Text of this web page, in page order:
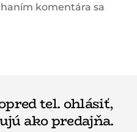
komentára sa
tel. ohlásiť,
ako predajňa.